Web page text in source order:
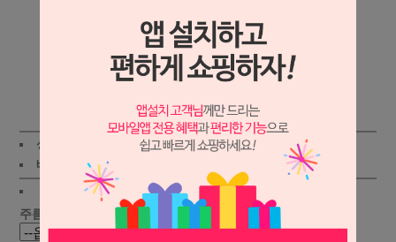
상세보기
상품가 : 73,000원적립금:450원
배송비 :
주름선택 :